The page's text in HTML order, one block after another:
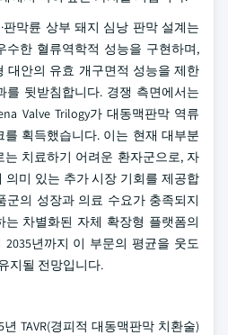
판막륜 상부 돼지 심낭 판막 설계는
수한 혈류역학적 성능을 구현하며,
대안의 유효 개구면적 성능을 제한
뒷받침합니다. 경쟁 측면에서는
Valve Trilogy가 대동맥판막 역류
를 획득했습니다. 이는 현재 대부분
는 치료하기 어려운 환자군으로, 자
의미 있는 추가 시장 기회를 제공합
군의 성장과 의료 수요가 충족되지
차별화된 자체 확장형 플랫폼의
년까지 이 부문의 평균을 웃도
지될 전망입니다.
TAVR(경피적 대동맥판막 치환술)